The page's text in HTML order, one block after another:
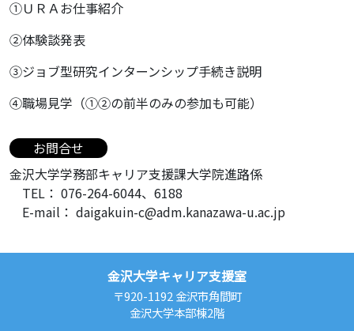
①ＵＲＡお仕事紹介
②体験談発表
③ジョブ型研究インターンシップ手続き説明
④職場見学（①②の前半のみの参加も可能）
お問合せ
金沢大学学務部キャリア支援課大学院進路係
TEL： 076-264-6044、6188
E-mail： daigakuin-c@adm.kanazawa-u.ac.jp
金沢大学キャリア支援室
〒920-1192 金沢市角間町
金沢大学本部棟2階